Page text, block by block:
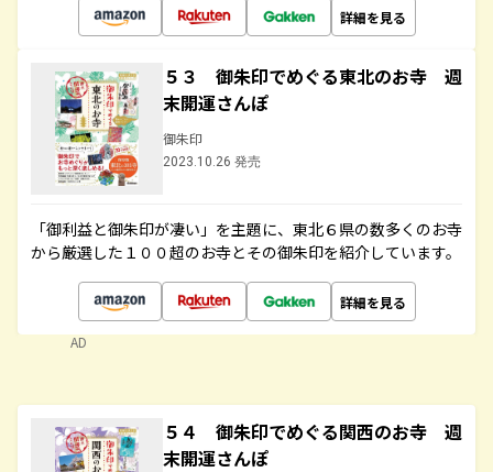
詳細を見る
５３ 御朱印でめぐる東北のお寺 週
末開運さんぽ
御朱印
2023.10.26 発売
「御利益と御朱印が凄い」を主題に、東北６県の数多くのお寺
から厳選した１００超のお寺とその御朱印を紹介しています。
詳細を見る
AD
５４ 御朱印でめぐる関西のお寺 週
末開運さんぽ